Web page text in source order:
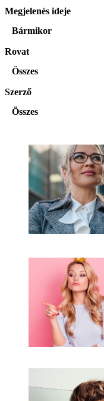
Megjelenés ideje
Bármikor
Rovat
Összes
Szerző
Összes